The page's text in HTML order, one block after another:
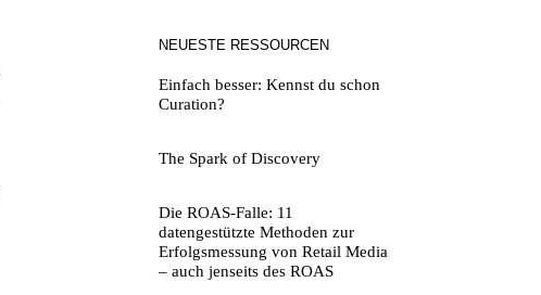
NEUESTE RESSOURCEN
Einfach besser: Kennst du schon
Curation?
The Spark of Discovery
Die ROAS-Falle: 11
datengestützte Methoden zur
Erfolgsmessung von Retail Media
– auch jenseits des ROAS